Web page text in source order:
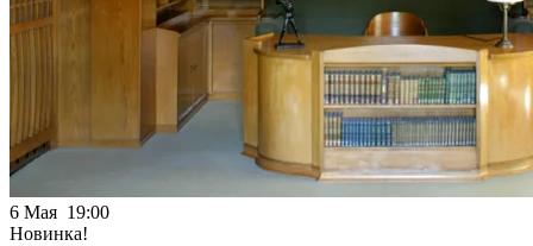
6 Мая 19:00
Новинка!